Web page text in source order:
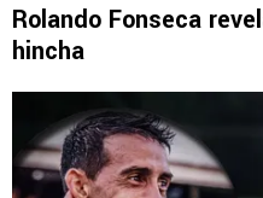
Rolando Fonseca
hincha